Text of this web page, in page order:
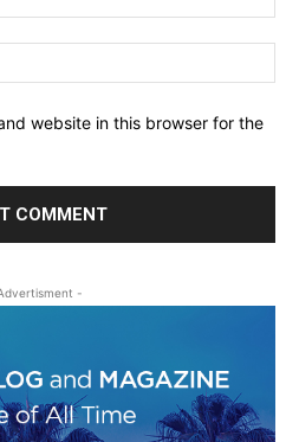
website in this browser for the
-